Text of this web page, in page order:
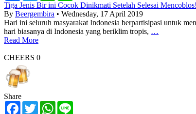
Tiga Jenis Bir ini Cocok Dinikmati Setelah Selesai Mencoblos!
By Beergembira • Wednesday, 17 April 2019
Hari ini seluruh masyarakat Indonesia berpartisipasi untuk
hari biasanya di Indonesia yang beriklim tropis, …
Read More
CHEERS 0
Share
FacebookTwitterWhatsApp